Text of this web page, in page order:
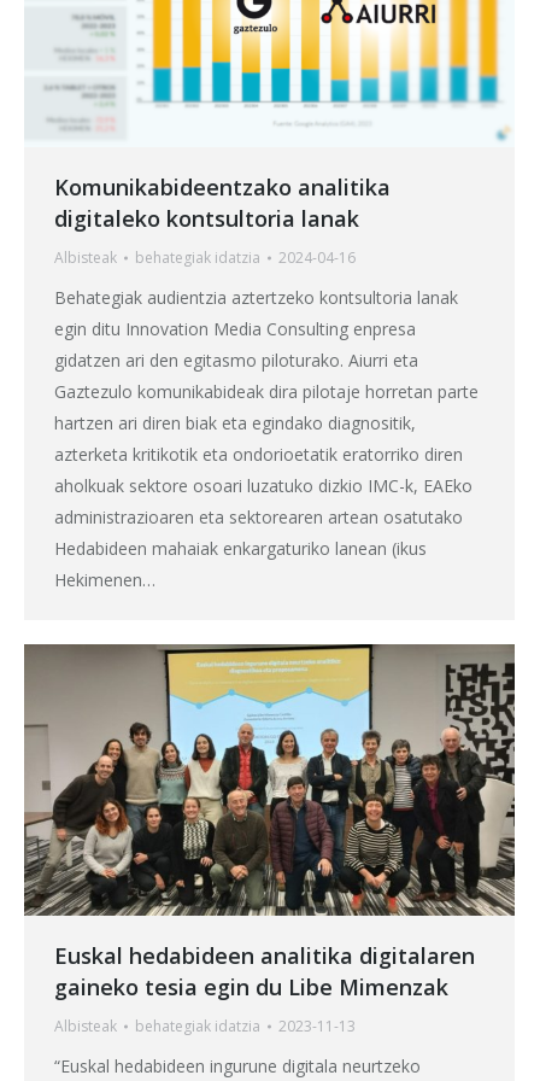
Komunikabideentzako analitika
digitaleko kontsultoria lanak
Albisteak behategiak idatzia 2024-04-16
Behategiak audientzia aztertzeko kontsultoria lanak
egin ditu Innovation Media Consulting enpresa
gidatzen ari den egitasmo piloturako. Aiurri eta
Gaztezulo komunikabideak dira pilotaje horretan parte
hartzen ari diren biak eta egindako diagnositik,
azterketa kritikotik eta ondorioetatik eratorriko diren
aholkuak sektore osoari luzatuko dizkio IMC-k, EAEko
administrazioaren eta sektorearen artean osatutako
Hedabideen mahaiak enkargaturiko lanean (ikus
Hekimenen…
Euskal hedabideen analitika digitalaren
gaineko tesia egin du Libe Mimenzak
Albisteak behategiak idatzia 2023-11-13
“Euskal hedabideen ingurune digitala neurtzeko